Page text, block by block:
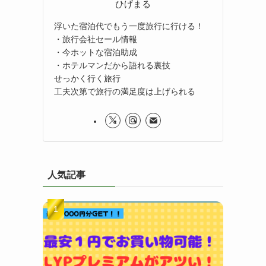
ひげまる
浮いた宿泊代でもう一度旅行に行ける！
・旅行会社セール情報
・今ホットな宿泊助成
・ホテルマンだから語れる裏技
せっかく行く旅行
工夫次第で旅行の満足度は上げられる
人気記事